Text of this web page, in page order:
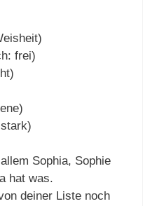
frei)
Sophia, Sophie
hat was.
deiner Liste noch